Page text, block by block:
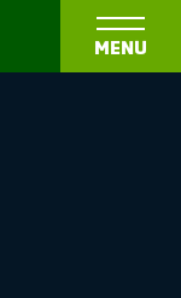
MENU